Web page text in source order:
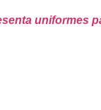
uniformes